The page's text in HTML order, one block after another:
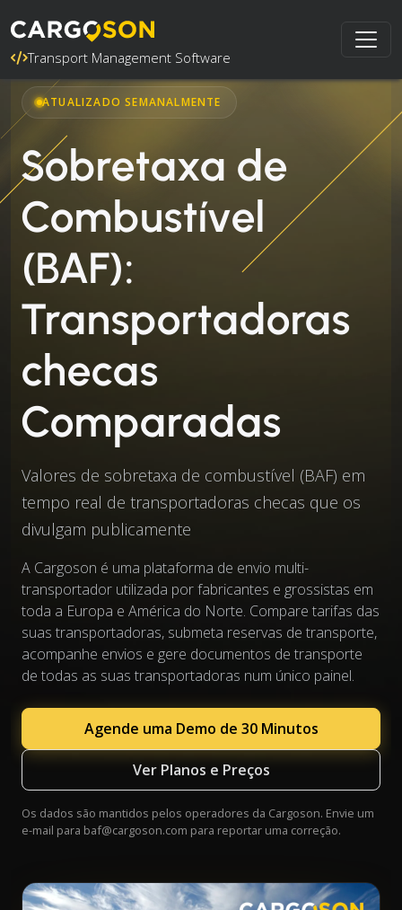
Transport Management Software
ATUALIZADO SEMANALMENTE
Sobretaxa de
Combustível
(BAF):
Transportadoras
checas
Comparadas
Valores de sobretaxa de combustível (BAF) em
tempo real de transportadoras checas que os
divulgam publicamente
A Cargoson é uma plataforma de envio multi-
transportador utilizada por fabricantes e grossistas em
toda a Europa e América do Norte. Compare tarifas das
suas transportadoras, submeta reservas de transporte,
acompanhe envios e gere documentos de transporte
de todas as suas transportadoras num único painel.
Agende uma Demo de 30 Minutos
Ver Planos e Preços
Os dados são mantidos pelos operadores da Cargoson. Envie um
e-mail para baf@cargoson.com para reportar uma correção.